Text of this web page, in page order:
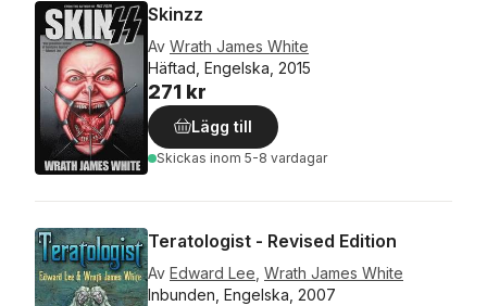
Skinzz
Av Wrath James White
Häftad, Engelska, 2015
271 kr
Lägg till
Skickas inom 5-8 vardagar
Teratologist - Revised Edition
Av Edward Lee Wrath James White
Inbunden, Engelska, 2007